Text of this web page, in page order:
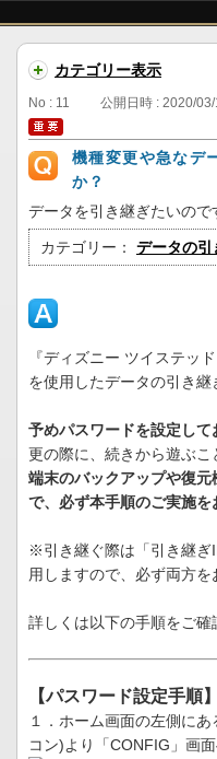
カテゴリー表示
No : 11 公開日時 : 2020/
機種変更や急なデ
か？
データを引き継ぎたいので
カテゴリー： データの引
『ディズニー ツイステッ
を使用したデータの引き継
予めパスワードを設定して
更の際に、続きから遊ぶこ
端末のバックアップや復
で、必ず本手順のご実施を
※引き継ぐ際は「引き継ぎ
用しますので、必ず両方
詳しくは以下の手順をご確
【パスワード設定手順】
１．ホーム画面の左側に
コン)より「CONFIG」画